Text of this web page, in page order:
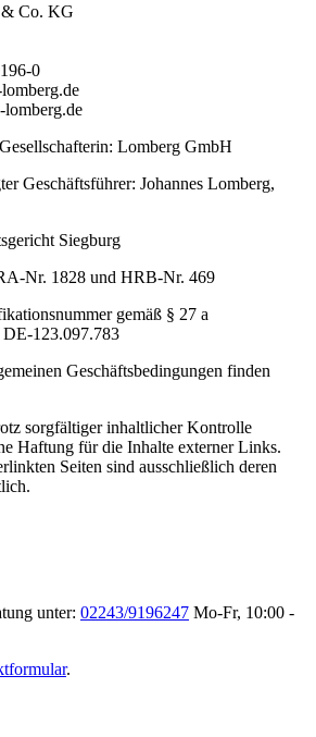
Co. KG
0
Lomberg GmbH
Geschäftsführer: Johannes Lomberg,
Siegburg
Nr. 1828 und HRB-Nr. 469
gemäß § 27 a
DE-123.097.783
Geschäftsbedingungen finden
sorgfältiger inhaltlicher Kontrolle
Haftung für die Inhalte externer Links.
Seiten sind ausschließlich deren
unter: 02243/9196247 Mo-Fr, 10:00 -
.